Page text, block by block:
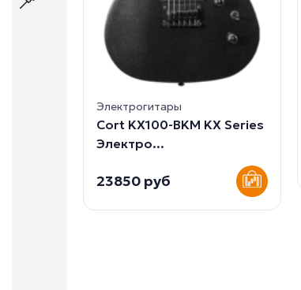
Электрогитары
Cort KX100-BKM KX Series
Электро...
23850 руб